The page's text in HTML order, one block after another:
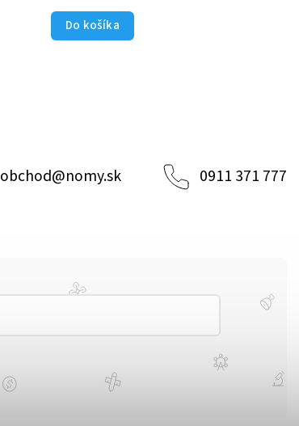
Do košíka
obchod@nomy.sk 0911 371 777